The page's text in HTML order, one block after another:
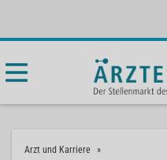
Arzt und Karriere